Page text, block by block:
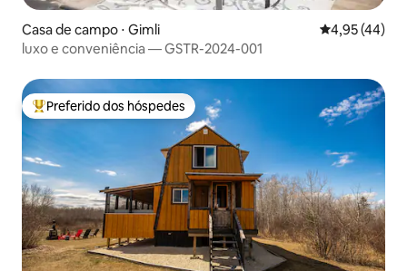
Casa de campo ⋅ Gimli 4,95 de uma
4,95 (44)
luxo e conveniência — GSTR-2024-001
Entre os melhores preferidos dos hóspedes
Preferido dos hóspedes